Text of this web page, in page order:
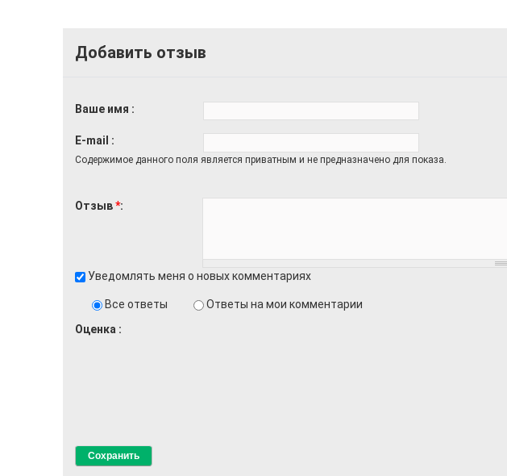
Добавить отзыв
Ваше имя
E-mail
Содержимое данного поля является приватным и не предназначено для показа.
Отзыв*
Уведомлять меня о новых комментариях
Все ответы
Ответы на мои комментарии
Оценка